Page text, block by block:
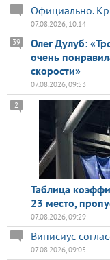
Официально.
07.08.2026, 10:14
Олег Дулуб:
очень
скорости»
39
07.08.2026, 09:53
Таблица
23 место,
2
07.08.2026, 09:29
Винисиус
07.08.2026, 09:05